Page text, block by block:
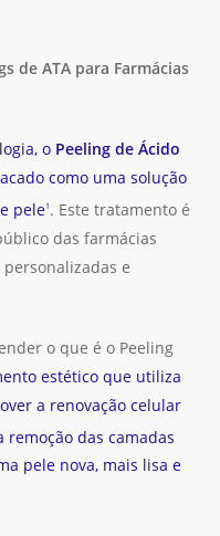
de ATA para Farmácias
o Peeling de Ácido
como uma solução
pele1 . Este tratamento é
das farmácias
e
o que é o Peeling
estético que utiliza
a renovação celular
remoção das camadas
pele nova, mais lisa e